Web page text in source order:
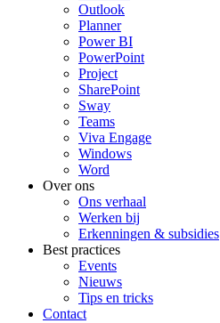
Outlook
Planner
Power BI
PowerPoint
Project
SharePoint
Sway
Teams
Viva Engage
Windows
Word
Over ons
Ons verhaal
Werken bij
Erkenningen & subsidies
Best practices
Events
Nieuws
Tips en tricks
Contact